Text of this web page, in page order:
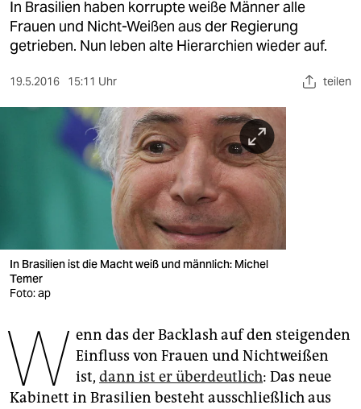
berlin
fragen & hilfe
unterstützen
abo
genossenschaft
epaper login
In Brasilien haben korrupte weiße Männer alle
Frauen und Nicht-Weißen aus der Regierung
getrieben. Nun leben alte Hierarchien wieder auf.
19.5.2016 15:11 Uhr teilen
In Brasilien ist die Macht weiß und männlich: Michel
Temer
Foto: ap
W enn das der Backlash auf den steigenden
Einfluss von Frauen und Nichtweißen
ist, dann ist er überdeutlich: Das neue
Kabinett in Brasilien besteht ausschließlich aus